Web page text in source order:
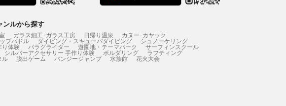
ンルから探す
ガラス細工･ガラス工房 日帰り温泉 カヌー･カヤック
プパドル ダイビング・スキューバダイビング シュノーケリング
り体験 パラグライダー 遊園地・テーマパーク サーフィンスクール
シルバーアクセサリー 手作り体験 ボルダリング ラフティング
ル 脱出ゲーム バンジージャンプ 水族館 花火大会